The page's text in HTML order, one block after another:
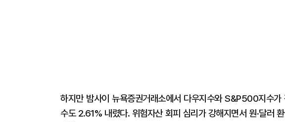
하지만 밤사이 뉴욕증권거래소에서 다우지수와 S&P500지수
수도 2.61% 내렸다. 위험자산 회피 심리가 강해지면서 원·달러